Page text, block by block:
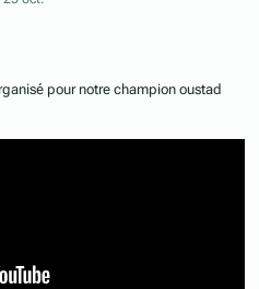
pour notre champion oustad